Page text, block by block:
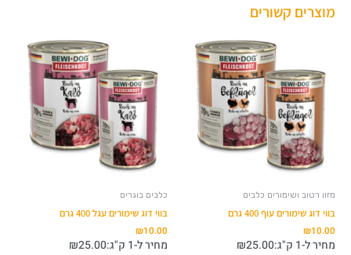
מוצרים קשורים
מזון רטוב ושימורים כלבים
בווי דוג שימורים עוף 400 גרם
₪10.00
מחיר ל-1 ק"ג: ₪25.00
כלבים בוגרים
בווי דוג שימורים עגל 400 גרם
₪10.00
מחיר ל-1 ק"ג: ₪25.00